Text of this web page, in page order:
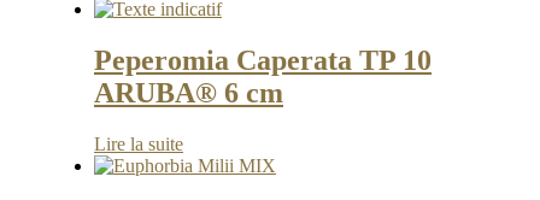
Peperomia Caperata TP 10
ARUBA® 6 cm
Lire la suite